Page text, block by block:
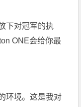
下对冠军的执
ONE会给你最
环境。这是我对